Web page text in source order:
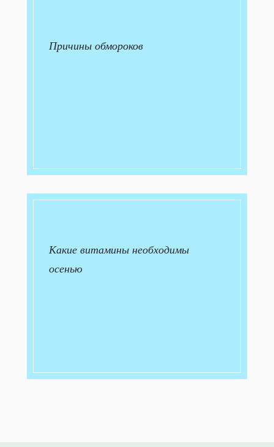
Причины обмороков
Какие витамины необходимы
осенью